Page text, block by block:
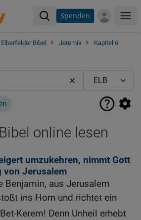
Spenden
Elberfelder Bibel Jeremia
Kapitel 6
online lesen
umzukehren, nimmt Gott
von Jerusalem
Benjamin, aus Jerusalem
ins Horn und richtet ein
Kerem! Denn Unheil erhebt